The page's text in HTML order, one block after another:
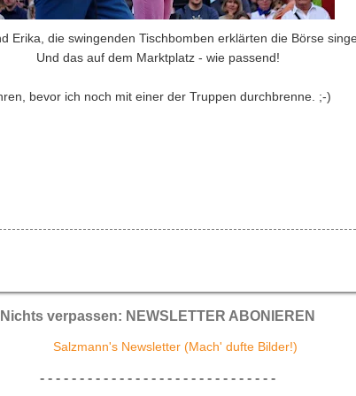
Erika, die swingenden Tischbomben erklärten die Börse
Und das auf dem Marktplatz - wie passend!
bevor ich noch mit einer der Truppen durchbrenne. ;-)
Nichts verpassen: NEWSLETTER ABONIEREN
Salzmann's Newsletter (Mach' dufte Bilder!)
- - - - - - - - - - - - - - - - - - - - - - - - - - - - - -